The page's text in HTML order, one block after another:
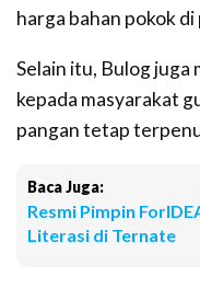
harga bahan pokok di
Selain itu, Bulog juga
kepada masyarakat
pangan tetap
Baca Juga:
Resmi Pimpin
Literasi di Ternate